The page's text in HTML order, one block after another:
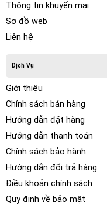
Thông tin khuyến mại
Sơ đồ web
Liên hệ
Dịch Vụ
Giới thiệu
Chính sách bán hàng
Hướng dẫn đặt hàng
Hướng dẫn thanh toán
Chính sách bảo hành
Hướng dẫn đổi trả hàng
Điều khoản chính sách
Quy định về bảo mật